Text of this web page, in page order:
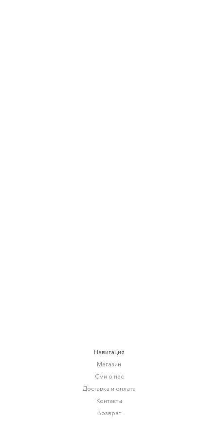
Навигация
Магазин
Сми о нас
Доставка и оплата
Контакты
Возврат